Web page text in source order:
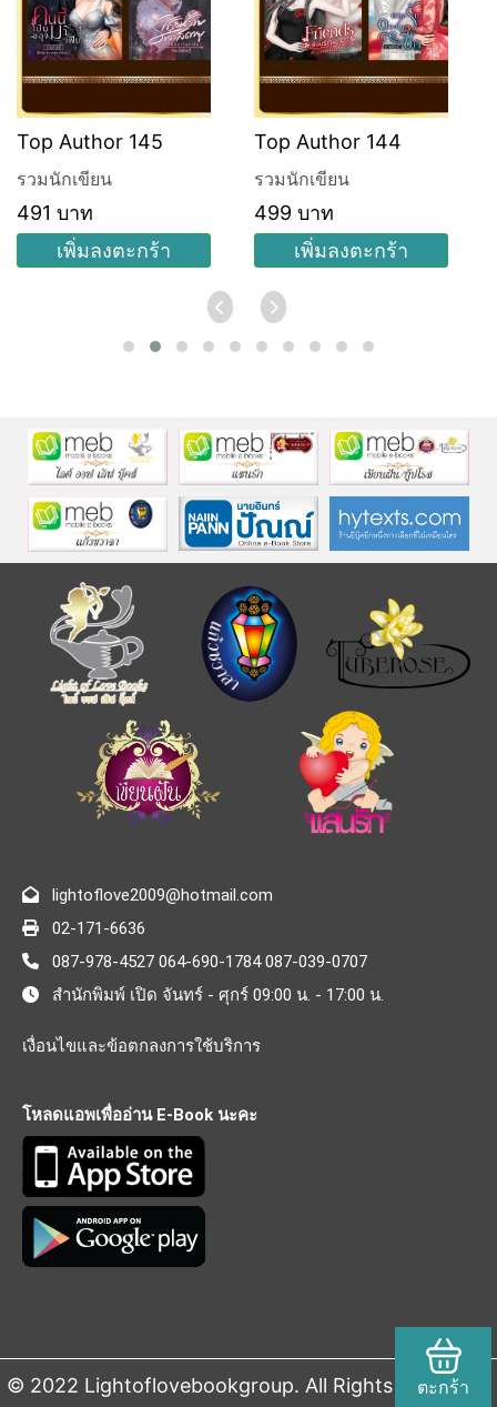
Top Author 145
รวมนักเขียน
491 บาท
เพิ่มลงตะกร้า
Top Author 144
รวมนักเขียน
499 บาท
เพิ่มลงตะกร้า
lightoflove2009@hotmail.com
02-171-6636
087-978-4527 064-690-1784 087-039-0707
สำนักพิมพ์ เปิด จันทร์ - ศุกร์ 09:00 น. - 17:00 น.
เงื่อนไขและข้อตกลงการใช้บริการ
โหลดแอพเพื่ออ่าน E-Book นะคะ
© 2022 Lightoflovebookgroup. All Rights Reserved.
ตะกร้า